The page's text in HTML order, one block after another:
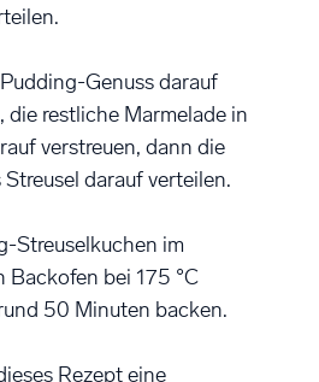
Genuss darauf
die restliche Marmelade in
verstreuen, dann die
Streusel darauf verteilen.
Streuselkuchen im
Backofen bei 175 °C
50 Minuten backen.
Rezept eine